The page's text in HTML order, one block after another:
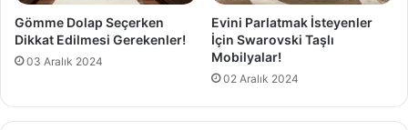
Gömme Dolap Seçerken
Dikkat Edilmesi Gerekenler!
03 Aralık 2024
Evini Parlatmak İsteyenler
İçin Swarovski Taşlı
Mobilyalar!
02 Aralık 2024